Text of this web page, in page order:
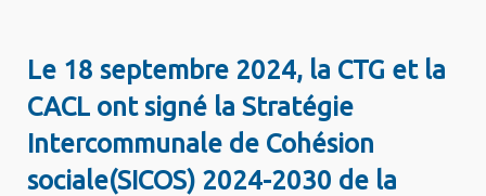
Le 18 septembre 2024, la CTG et la
CACL ont signé la Stratégie
Intercommunale de Cohésion
sociale(SICOS) 2024-2030 de la